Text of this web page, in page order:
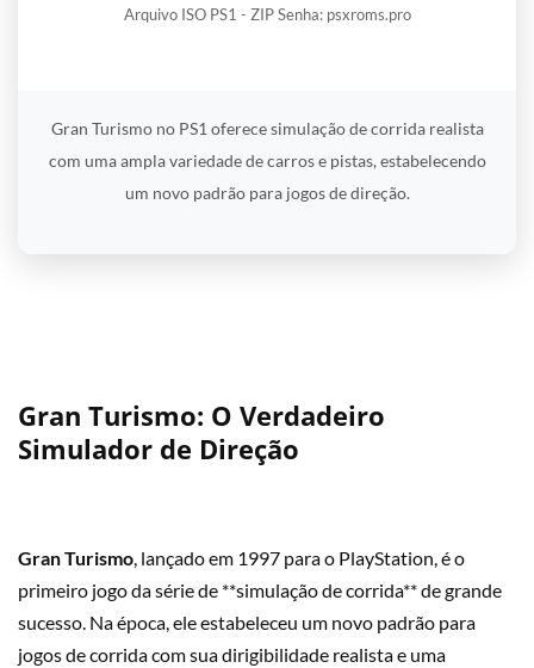
Arquivo ISO PS1 - ZIP Senha: psxroms.pro
Gran Turismo no PS1 oferece simulação de corrida realista
com uma ampla variedade de carros e pistas, estabelecendo
um novo padrão para jogos de direção.
Gran Turismo: O Verdadeiro
Simulador de Direção
Gran Turismo, lançado em 1997 para o PlayStation, é o
primeiro jogo da série de **simulação de corrida** de grande
sucesso. Na época, ele estabeleceu um novo padrão para
jogos de corrida com sua dirigibilidade realista e uma